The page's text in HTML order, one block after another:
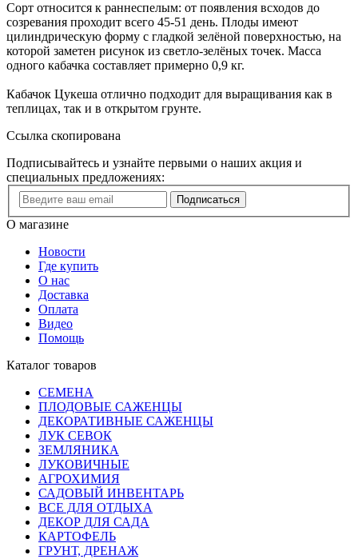
Сорт относится к раннеспелым: от появления всходов до
созревания проходит всего 45-51 день. Плоды имеют
цилиндрическую форму с гладкой зелёной поверхностью, на
которой заметен рисунок из светло-зелёных точек. Масса
одного кабачка составляет примерно 0,9 кг.
Кабачок Цукеша отлично подходит для выращивания как в
теплицах, так и в открытом грунте.
Ссылка скопирована
Подписывайтесь и узнайте первыми о наших акция и
специальных предложениях:
Подписаться
О магазине
Новости
Где купить
О нас
Доставка
Оплата
Видео
Помощь
Каталог товаров
СЕМЕНА
ПЛОДОВЫЕ САЖЕНЦЫ
ДЕКОРАТИВНЫЕ САЖЕНЦЫ
ЛУК СЕВОК
ЗЕМЛЯНИКА
ЛУКОВИЧНЫЕ
АГРОХИМИЯ
САДОВЫЙ ИНВЕНТАРЬ
ВСЕ ДЛЯ ОТДЫХА
ДЕКОР ДЛЯ САДА
КАРТОФЕЛЬ
ГРУНТ, ДРЕНАЖ